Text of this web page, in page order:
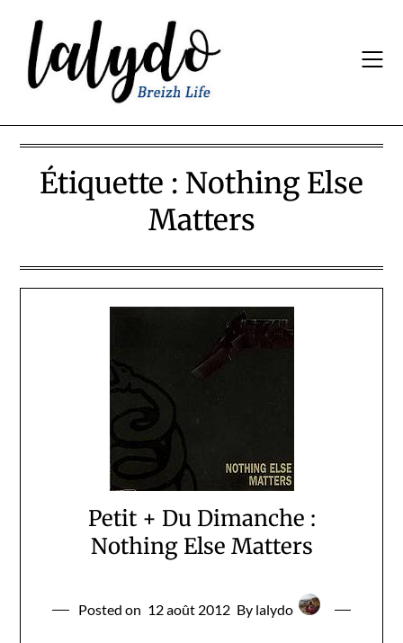
content
Étiquette : Nothing Else
Matters
Petit + Du Dimanche :
Nothing Else Matters
Posted on 12 août 2012 By lalydo